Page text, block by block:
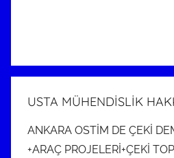
USTA MÜHENDİSLİK
ANKARA OSTİM DE ÇEKİ
+ARAÇ PROJELERİ+ÇEKİ